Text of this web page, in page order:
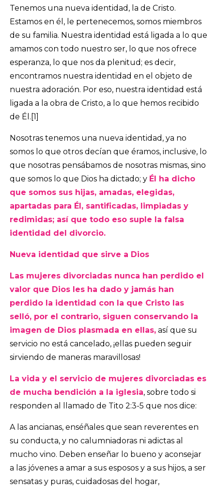
Tenemos una nueva identidad, la de Cristo.
Estamos en él, le pertenecemos, somos miembros
de su familia. Nuestra identidad está ligada a lo que
amamos con todo nuestro ser, lo que nos ofrece
esperanza, lo que nos da plenitud; es decir,
encontramos nuestra identidad en el objeto de
nuestra adoración. Por eso, nuestra identidad está
ligada a la obra de Cristo, a lo que hemos recibido
de Él. [1]
Nosotras tenemos una nueva identidad, ya no
somos lo que otros decían que éramos, inclusive, lo
que nosotras pensábamos de nosotras mismas, sino
que somos lo que Dios ha dictado; y Él ha dicho
que somos sus hijas, amadas, elegidas,
apartadas para Él, santificadas, limpiadas y
redimidas; así que todo eso suple la falsa
identidad del divorcio.
Nueva identidad que sirve a Dios
Las mujeres divorciadas nunca han perdido el
valor que Dios les ha dado y jamás han
perdido la identidad con la que Cristo las
selló, por el contrario, siguen conservando la
imagen de Dios plasmada en ellas, así que su
servicio no está cancelado, ¡ellas pueden seguir
sirviendo de maneras maravillosas!
La vida y el servicio de mujeres divorciadas es
de mucha bendición a la iglesia, sobre todo si
responden al llamado de Tito 2:3-5 que nos dice:
A las ancianas, enséñales que sean reverentes en
su conducta, y no calumniadoras ni adictas al
mucho vino. Deben enseñar lo bueno y aconsejar
a las jóvenes a amar a sus esposos y a sus hijos, a ser
sensatas y puras, cuidadosas del hogar,